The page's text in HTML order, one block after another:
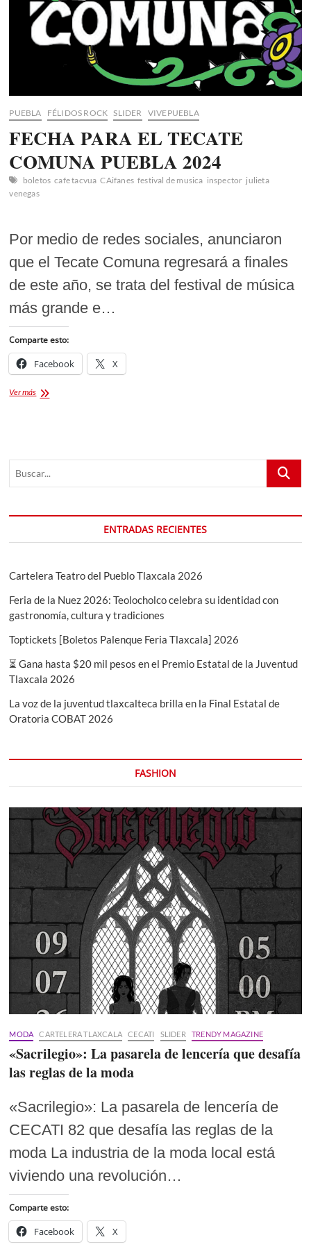
PUEBLA FÉLIDOS ROCK SLIDER VIVEPUEBLA
FECHA PARA EL TECATE
COMUNA PUEBLA 2024
boletos cafe tacvua CAifanes festival de musica inspector julieta
venegas
Por medio de redes sociales, anunciaron
que el Tecate Comuna regresará a finales
de este año, se trata del festival de música
más grande e…
Comparte esto:
Facebook X
Ver másFECHA
Buscar...
ENTRADAS RECIENTES
Cartelera Teatro del Pueblo Tlaxcala 2026
Feria de la Nuez 2026: Teolocholco celebra su identidad con
gastronomía, cultura y tradiciones
Toptickets [Boletos Palenque Feria Tlaxcala] 2026
⏳ Gana hasta $20 mil pesos en el Premio Estatal de la Juventud
Tlaxcala 2026
La voz de la juventud tlaxcalteca brilla en la Final Estatal de
Oratoria COBAT 2026
FASHION
MODA CARTELERA TLAXCALA CECATI SLIDER TRENDY MAGAZINE
«Sacrilegio»: La pasarela de lencería que desafía
las reglas de la moda
«Sacrilegio»: La pasarela de lencería de
CECATI 82 que desafía las reglas de la
moda La industria de la moda local está
viviendo una revolución…
Comparte esto:
Facebook X